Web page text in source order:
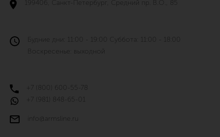
199406, Санкт-Петербург, Средний пр. В.О., 85
Будние дни: 11:00 - 19:00 Суббота: 11:00 - 18:00
Воскресенье: выходной
+7 (800) 600-55-78
+7 (981) 848-65-01
info@armsline.ru